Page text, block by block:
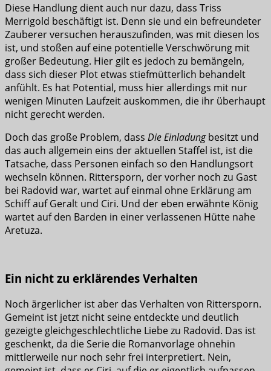
Diese Handlung dient auch nur dazu, dass Triss
Merrigold beschäftigt ist. Denn sie und ein befreundeter
Zauberer versuchen herauszufinden, was mit diesen los
ist, und stoßen auf eine potentielle Verschwörung mit
großer Bedeutung. Hier gilt es jedoch zu bemängeln,
dass sich dieser Plot etwas stiefmütterlich behandelt
anfühlt. Es hat Potential, muss hier allerdings mit nur
wenigen Minuten Laufzeit auskommen, die ihr überhaupt
nicht gerecht werden.
Doch das große Problem, dass Die Einladungbesitzt und
das auch allgemein eins der aktuellen Staffel ist, ist die
Tatsache, dass Personen einfach so den Handlungsort
wechseln können. Rittersporn, der vorher noch zu Gast
bei Radovid war, wartet auf einmal ohne Erklärung am
Schiff auf Geralt und Ciri. Und der eben erwähnte König
wartet auf den Barden in einer verlassenen Hütte nahe
Aretuza.
Ein nicht zu erklärendes Verhalten
Noch ärgerlicher ist aber das Verhalten von Rittersporn.
Gemeint ist jetzt nicht seine entdeckte und deutlich
gezeigte gleichgeschlechtliche Liebe zu Radovid. Das ist
geschenkt, da die Serie die Romanvorlage ohnehin
mittlerweile nur noch sehr frei interpretiert. Nein,